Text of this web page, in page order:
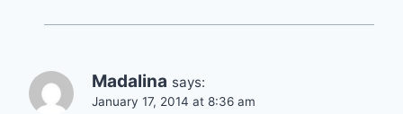
Madalina says:
January 17, 2014 at 8:36 am